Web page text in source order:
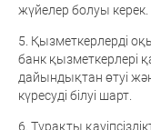
жүйелер болуы керек.
5. Қызметкерлерді
банк қызметкерлері
дайындықтан өтуі
күресуді білуі шарт.
6. Тұрақты